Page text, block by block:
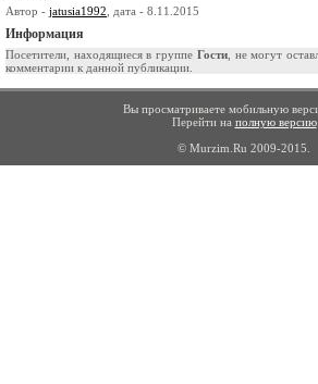
Автор - jatusia1992 , дата - 8.11.2015
Информация
Посетители, находящиеся в группе Гости, не могут
комментарии к данной публикации.
Вы просматриваете мобильную
Перейти на полную версию
© Murzim.Ru 2009-2015.